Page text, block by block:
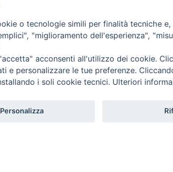
o tecnologie simili per finalità tecniche
"miglioramento dell'esperienza",
acconsenti all'utilizzo dei cookie.
e personalizzare le tue preferenze.
i soli cookie tecnici. Ulteriori
Personalizza